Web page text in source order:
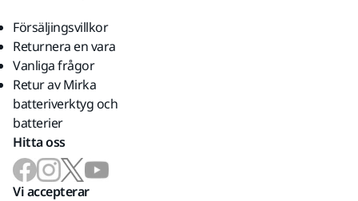
Försäljingsvillkor
Returnera en vara
Vanliga frågor
Retur av Mirka
batteriverktyg och
batterier
Hitta oss
Vi accepterar